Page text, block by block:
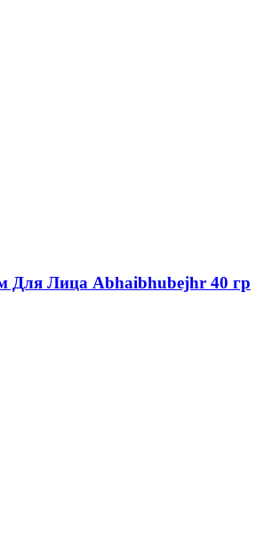
Для Лица Abhaibhubejhr 40 гр